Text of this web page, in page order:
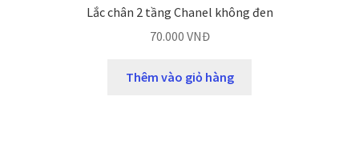
Lắc chân 2 tầng Chanel không đen
70.000 VNĐ
Thêm vào giỏ hàng